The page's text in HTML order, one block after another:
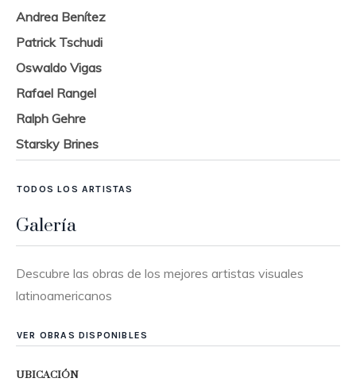
Andrea Benítez
Patrick Tschudi
Oswaldo Vigas
Rafael Rangel
Ralph Gehre
Starsky Brines
TODOS LOS ARTISTAS
Galería
Descubre las obras de los mejores artistas visuales
latinoamericanos
VER OBRAS DISPONIBLES
UBICACIÓN